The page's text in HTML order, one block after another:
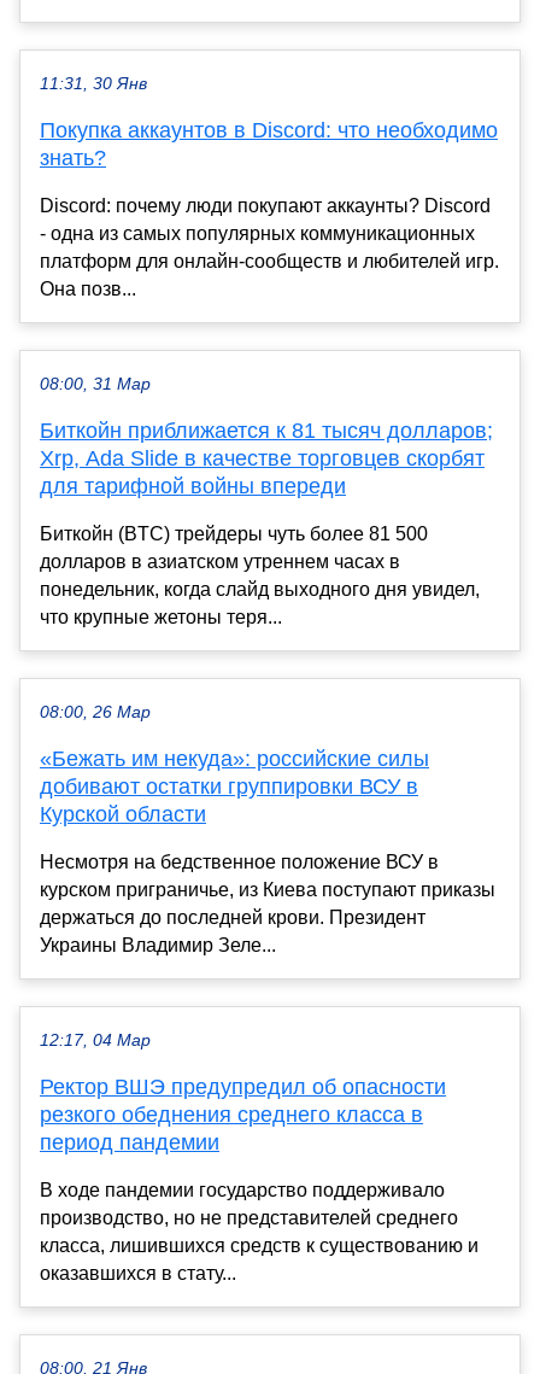
11:31, 30 Янв
Покупка аккаунтов в Discord: что необходимо
знать?
Discord: почему люди покупают аккаунты? Discord
- одна из самых популярных коммуникационных
платформ для онлайн-сообществ и любителей игр.
Она позв...
08:00, 31 Мар
Биткойн приближается к 81 тысяч долларов;
Xrp, Ada Slide в качестве торговцев скорбят
для тарифной войны впереди
Биткойн (BTC) трейдеры чуть более 81 500
долларов в азиатском утреннем часах в
понедельник, когда слайд выходного дня увидел,
что крупные жетоны теря...
08:00, 26 Мар
«Бежать им некуда»: российские силы
добивают остатки группировки ВСУ в
Курской области
Несмотря на бедственное положение ВСУ в
курском приграничье, из Киева поступают приказы
держаться до последней крови. Президент
Украины Владимир Зеле...
12:17, 04 Мар
Ректор ВШЭ предупредил об опасности
резкого обеднения среднего класса в
период пандемии
В ходе пандемии государство поддерживало
производство, но не представителей среднего
класса, лишившихся средств к существованию и
оказавшихся в стату...
08:00, 21 Янв